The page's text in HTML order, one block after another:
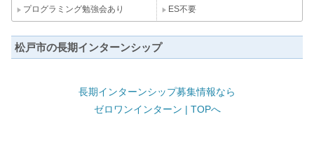
プログラミング勉強会あり ES不要
松戸市の長期インターンシップ
長期インターンシップ募集情報なら
ゼロワンインターン | TOPへ